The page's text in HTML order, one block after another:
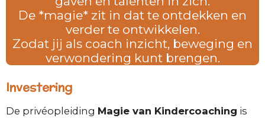
De *magie* zit in dat te ontdekken en
verder te ontwikkelen.
Zodat jij als coach inzicht, beweging en
verwondering kunt brengen.
Investering
De privéopleiding Magie van Kindercoaching is